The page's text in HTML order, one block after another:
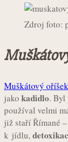
Zdroj
Muškátový oříšek
jako kadidlo. Byl
používal velmi
již staří Římané
k jídlu,